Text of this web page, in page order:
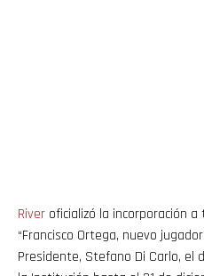
River oficializó la incorporación
“Francisco Ortega, nuevo
Presidente, Stefano Di Carlo,